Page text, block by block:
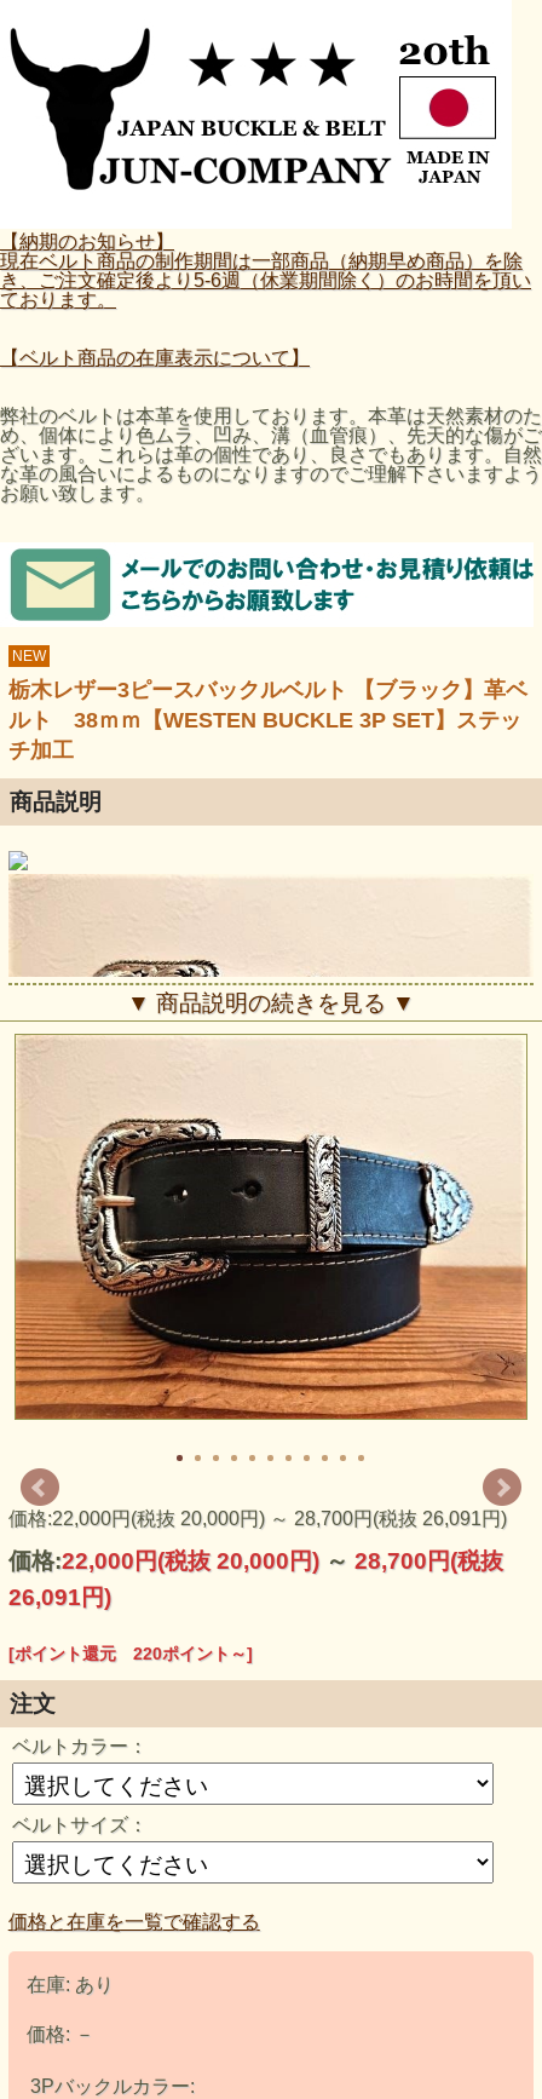
【納期のお知らせ】
現在ベルト商品の制作期間は一部商品（納期早め商品）を除
き、ご注文確定後より5-6週（休業期間除く）のお時間を頂い
ております。
【ベルト商品の在庫表示について】
弊社のベルトは本革を使用しております。本革は天然素材のた
め、個体により色ムラ、凹み、溝（血管痕）、先天的な傷がご
ざいます。これらは革の個性であり、良さでもあります。自然
な革の風合いによるものになりますのでご理解下さいますよう
お願い致します。
NEW
栃木レザー3ピースバックルベルト 【ブラック】革ベ
ルト 38ｍｍ【WESTEN BUCKLE 3P SET】ステッ
チ加工
商品説明
ウエスタンベルトの定番スタイル、3ピースバックル付のベ
ルト。ベルトにベージュカラーのステッチ加工を施し、カジ
ュアルテイストに仕上げました。バックル表面にはオーソド
ックスな唐草柄が施されている華やかなベルトです。バック
ルカラー2色からお選び頂けます。
ベルトに剣先金物を取り付けてのお渡しとなります。取り付
けはオーダー加工となりますので、加工後の商品返品はご遠
慮頂けますようお願い致します。
▼ 商品説明の続きを見る ▼
価格:22,000円(税抜 20,000円) ～ 28,700円(税抜 26,091円)
価格:22,000円(税抜 20,000円) ～ 28,700円(税抜
26,091円)
[ポイント還元 220ポイント～]
注文
ベルトカラー：
ベルトサイズ：
価格と在庫を一覧で確認する
在庫: あり
価格:－
3Pバックルカラー: